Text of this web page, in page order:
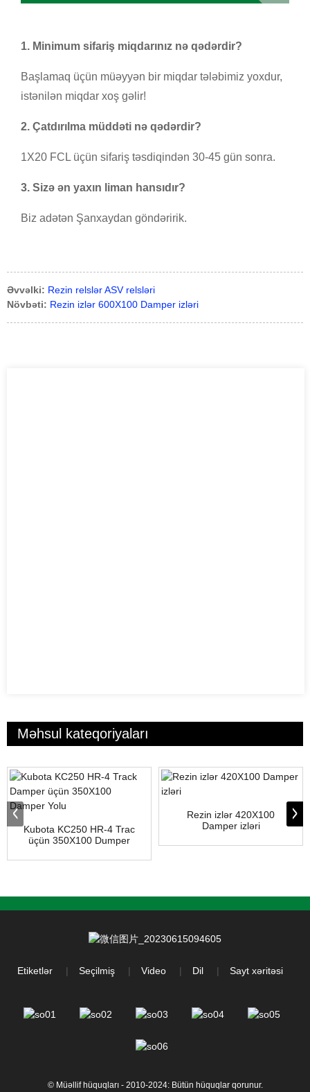
1. Minimum sifariş miqdarınız nə qədərdir?
Başlamaq üçün müəyyən bir miqdar tələbimiz yoxdur,
istənilən miqdar xoş gəlir!
2. Çatdırılma müddəti nə qədərdir?
1X20 FCL üçün sifariş təsdiqindən 30-45 gün sonra.
3. Sizə ən yaxın liman hansıdır?
Biz adətən Şanxaydan göndəririk.
Əvvəlki: Rezin relslər ASV relsləri
Növbəti: Rezin izlər 600X100 Damper izləri
Məhsul kateqoriyaları
Kubota KC250 HR-4 Trac
üçün 350X100 Dumper
Rezin izlər 420X100
Damper izləri
Etiketlər Seçilmiş Video Dil Sayt xəritəsi
© Müəllif hüquqları - 2010-2024: Bütün hüquqlar qorunur.